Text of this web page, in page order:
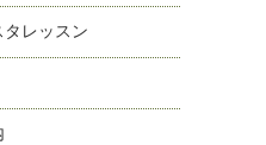
タレッスン